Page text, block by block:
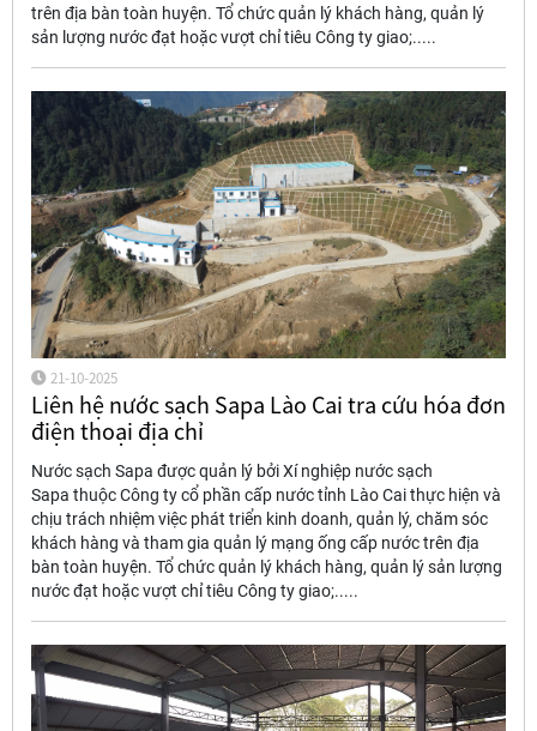
trên địa bàn toàn huyện. Tổ chức quản lý khách hàng, quản lý
sản lượng nước đạt hoặc vượt chỉ tiêu Công ty giao;.....
21-10-2025
Liên hệ nước sạch Sapa Lào Cai tra cứu hóa đơn
điện thoại địa chỉ
Nước sạch Sapa được quản lý bởi Xí nghiệp nước sạch
Sapa thuộc Công ty cổ phần cấp nước tỉnh Lào Cai thực hiện và
chịu trách nhiệm việc phát triển kinh doanh, quản lý, chăm sóc
khách hàng và tham gia quản lý mạng ống cấp nước trên địa
bàn toàn huyện. Tổ chức quản lý khách hàng, quản lý sản lượng
nước đạt hoặc vượt chỉ tiêu Công ty giao;.....